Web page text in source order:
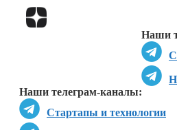
Наши
Наши телеграм-каналы:
Стартапы и технологии